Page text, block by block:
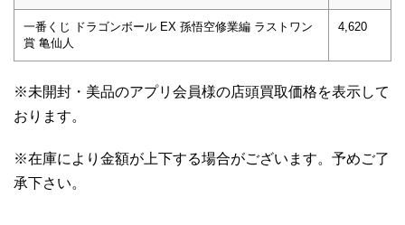
一番くじ ドラゴンボール EX 孫悟空修業編 ラストワン
賞 亀仙人
4,620
※未開封・美品のアプリ会員様の店頭買取価格を表示して
おります。
※在庫により金額が上下する場合がございます。予めご了
承下さい。